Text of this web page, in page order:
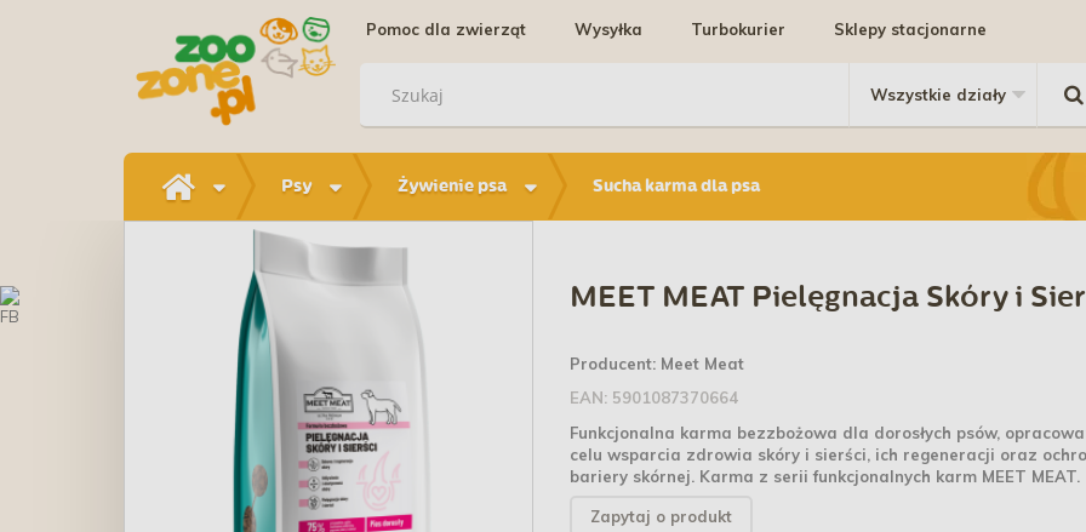
Pomoc dla zwierząt Wysyłka Turbokurier Sklepy stacjonarne
Psy Żywienie psa Sucha karma dla psa
MEET MEAT Pielęgnacja Skóry i
Producent: Meet Meat
EAN: 5901087370664
Funkcjonalna karma bezzbożowa dla dorosłych psów,
celu wsparcia zdrowia skóry i sierści, ich regeneracji oraz
bariery skórnej. Karma z serii funkcjonalnych karm MEET MEAT.
Zapytaj o produkt